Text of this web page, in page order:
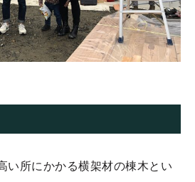
い所にかかる横架材の棟木とい